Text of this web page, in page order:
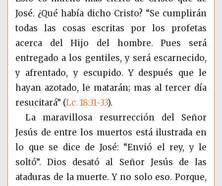
José. ¿Qué había dicho Cristo? “Se cumplirán
todas las cosas escritas por los profetas
acerca del Hijo del hombre. Pues será
entregado a los gentiles, y será escarnecido,
y afrentado, y escupido. Y después que le
hayan azotado, le matarán; mas al tercer día
resucitará” (Lc. 18:31-33).
La maravillosa resurrección del Señor
Jesús de entre los muertos está ilustrada en
lo que se dice de José: “Envió el rey, y le
soltó”. Dios desató al Señor Jesús de las
ataduras de la muerte. Y no solo eso. Porque,